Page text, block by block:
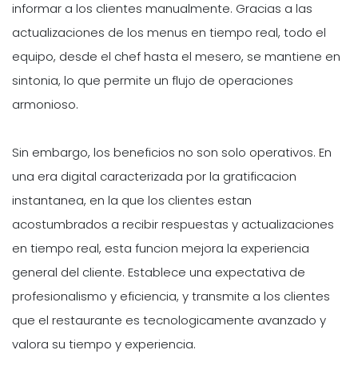
informar a los clientes manualmente. Gracias a las
actualizaciones de los menus en tiempo real, todo el
equipo, desde el chef hasta el mesero, se mantiene en
sintonia, lo que permite un flujo de operaciones
armonioso.
Sin embargo, los beneficios no son solo operativos. En
una era digital caracterizada por la gratificacion
instantanea, en la que los clientes estan
acostumbrados a recibir respuestas y actualizaciones
en tiempo real, esta funcion mejora la experiencia
general del cliente. Establece una expectativa de
profesionalismo y eficiencia, y transmite a los clientes
que el restaurante es tecnologicamente avanzado y
valora su tiempo y experiencia.